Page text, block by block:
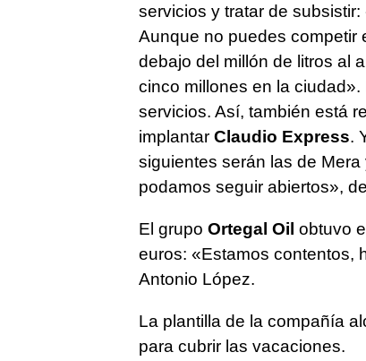
servicios y tratar de
Aunque no puedes competir
debajo del millón de litros al
cinco millones en la ciudad».
servicios. Así, también está
implantar Claudio Express.
siguientes serán las de
podamos seguir abiertos»,
El grupo Ortegal Oil obtuvo
euros: «Estamos contentos,
Antonio López.
La plantilla de la compañía
para cubrir las vacaciones.